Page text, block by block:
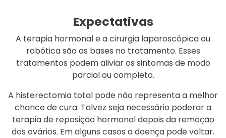
Expectativas
A terapia hormonal e a cirurgia laparoscópica ou
robótica são as bases no tratamento. Esses
tratamentos podem aliviar os sintomas de modo
parcial ou completo.
A histerectomia total pode não representa a melhor
chance de cura. Talvez seja necessário poderar a
terapia de reposição hormonal depois da remoção
dos ovários. Em alguns casos a doença pode voltar.